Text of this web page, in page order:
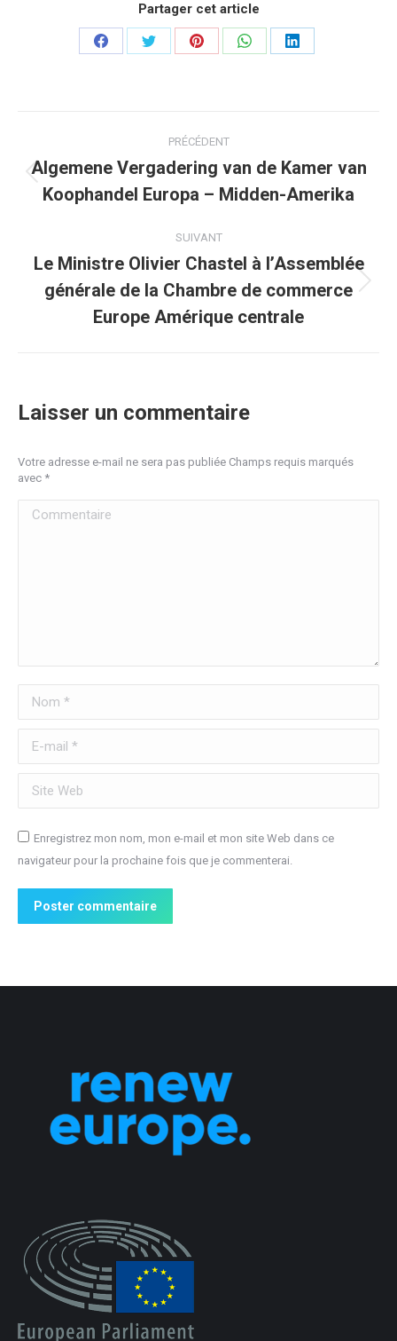
Partager cet article
PartagerPartagerPartagerPartagerPartager
article
PRÉCÉDENT
Article
précédent
Algemene Vergadering van de Kamer van
Koophandel Europa – Midden-Amerika
SUIVANT
Article
suivant
Le Ministre Olivier Chastel à l’Assemblée
générale de la Chambre de commerce
Europe Amérique centrale
Laisser un commentaire
Votre adresse e-mail ne sera pas publiée Champs requis marqués
avec *
Commentaire
Nom *
E-mail *
Site Web
Enregistrez mon nom, mon e-mail et mon site Web dans ce
navigateur pour la prochaine fois que je commenterai.
Poster commentaire